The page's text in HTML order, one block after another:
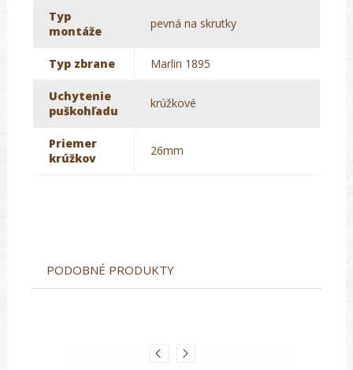
Typ
montáže
pevná na skrutky
Typ zbrane Marlin 1895
Uchytenie
puškohľadu
krúžkové
Priemer
krúžkov
26mm
PODOBNÉ PRODUKTY